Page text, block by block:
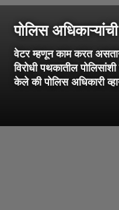
पोलिस
वेटर म्हणून काम करत
विरोधी पथकातील
केले की पोलिस अधिकारी